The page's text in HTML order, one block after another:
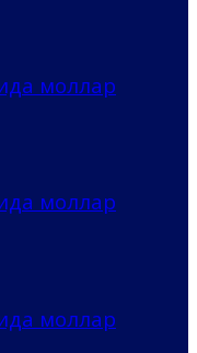
моллар
моллар
моллар